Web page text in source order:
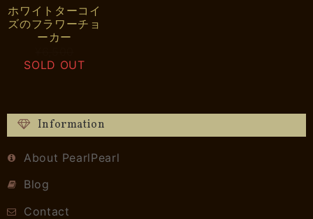
ホワイトターコイ
ズのフラワーチョ
ーカー
SOLD OUT
Information
About PearlPearl
Blog
Contact